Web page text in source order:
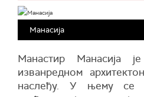
Манасија
Манастир Манасија
изванредном
наслеђу. У њему се